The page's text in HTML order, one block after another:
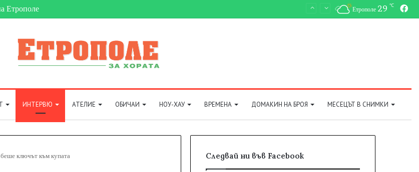
Етрополе Етрополе 29 ℃
ИНТЕРВЮ АТЕЛИЕ ОБИЧАИ НОУ-ХАУ ВРЕМЕНА ДОМАКИН НА БРОЯ МЕСЕЦЪТ В СНИМКИ
ключът към купата Следвай ни във Facebook